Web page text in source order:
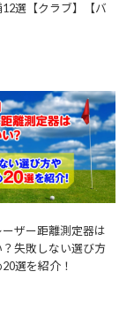
選【クラブ】【バ
ザー距離測定器は
？失敗しない選び方
選を紹介！